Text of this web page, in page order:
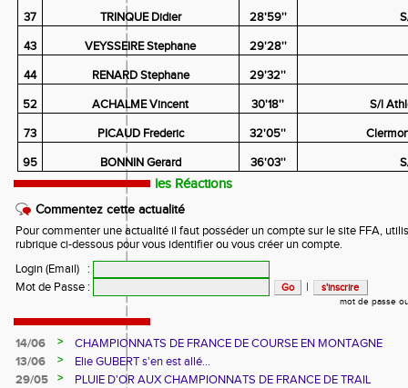
37
TRINQUE Didier 28'59''
43
VEYSSEIRE Stephane
29'28''
44
RENARD Stephane
29'32''
52
ACHALME Vincent 30'18''
S/l
73
PICAUD Frederic 32'05''
95
BONNIN Gerard 36'03''
les Réactions
Commentez cette actualité
Pour commenter une actualité il faut posséder un compte sur le site FFA,
rubrique ci-dessous pour vous identifier ou vous créer un compte.
Login (Email)
:
Mot de Passe : |
mot de passe
14/06 >
CHAMPIONNATS DE FRANCE DE COURSE EN MONTAGNE
13/06
>
Elie GUBERT s'en est allé...
29/05
>
PLUIE D'OR AUX CHAMPIONNATS DE FRANCE DE TRAIL